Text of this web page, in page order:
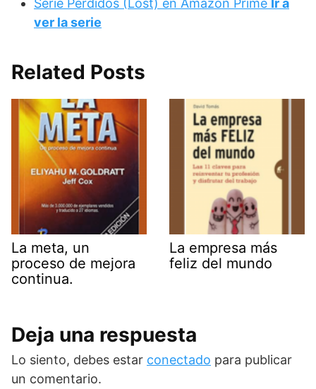
Serie Perdidos (Lost) en Amazon Prime Ir a
ver la serie
Related Posts
La meta, un
proceso de mejora
continua.
La empresa más
feliz del mundo
Deja una respuesta
Lo siento, debes estar conectado para publicar
un comentario.